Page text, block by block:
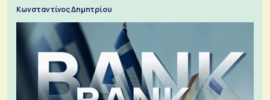
Κωνσταντίνος Δημητρίου